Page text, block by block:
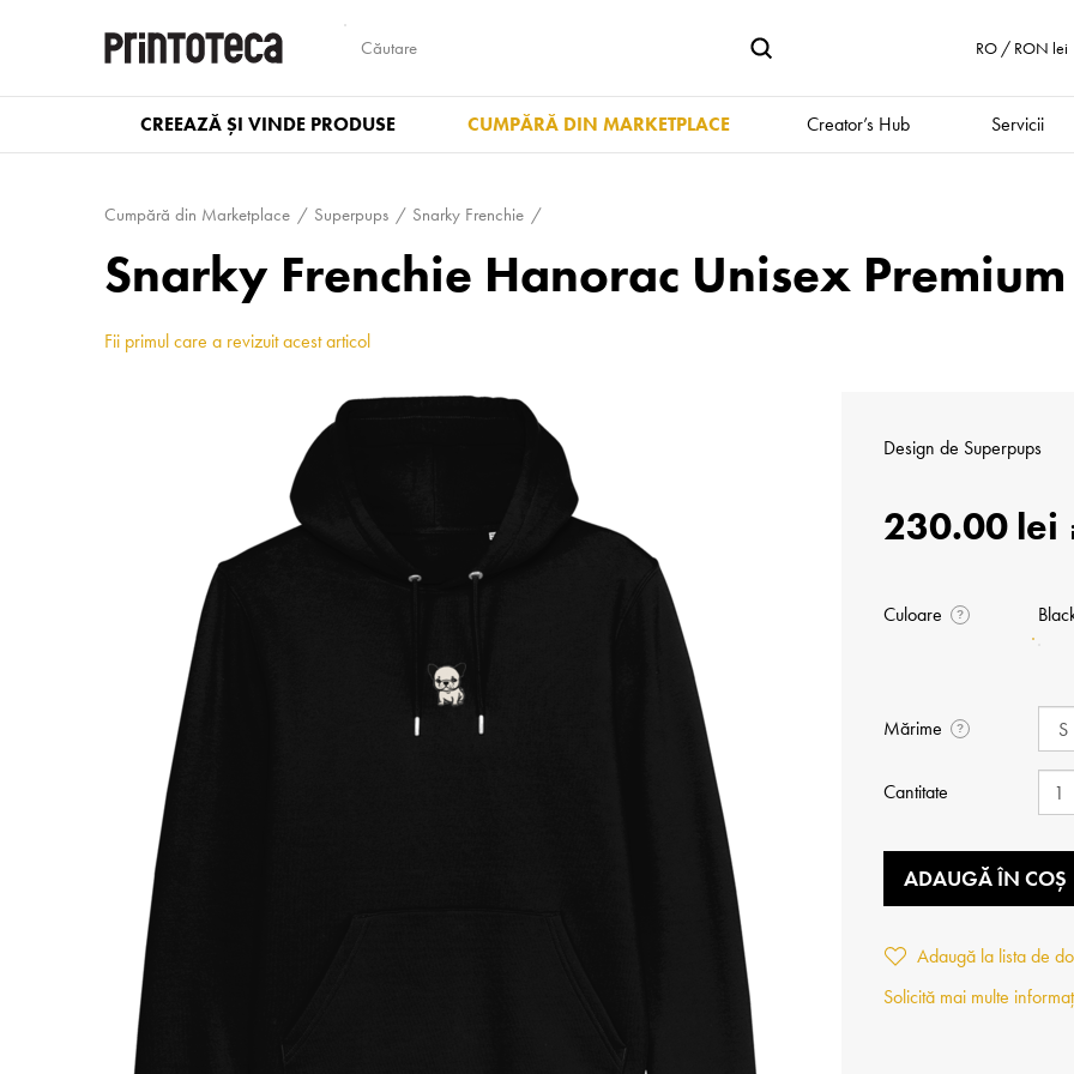
RO / RON lei
CREEAZĂ ȘI VINDE PRODUSE CUMPĂRĂ DIN MARKETPLACE Creator’s Hub Servicii
Cumpără din Marketplace Superpups Snarky Frenchie
Snarky Frenchie Hanorac Unisex
Fii primul care a revizuit acest articol
Design de Superpups
230.00 lei
Culoare ?
Mărime ?
Cantitate
ADAUGĂ ÎN COȘ
Adaugă la lista de
Solicită mai multe